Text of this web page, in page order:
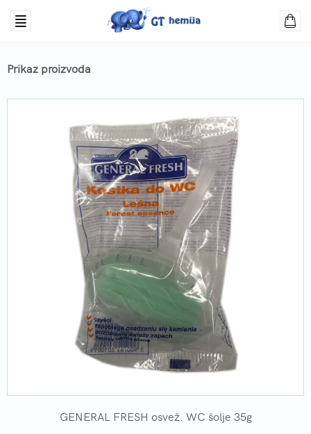
Prikaz proizvoda
GENERAL FRESH osvež. WC šolje 35g